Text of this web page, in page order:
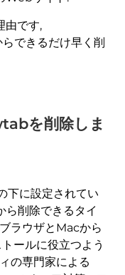
由です,
できるだけ早く削
を削除しま
に設定されてい
ら削除できるタイ
ラウザとMacから
ールに役立つよう
の専門家による